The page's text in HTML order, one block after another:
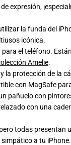
expresión,
la funda del
icónica.
el teléfono.
Amelie.
la protección de la
con MagSafe
pañuelo con
con una
todas presentan
a tu iPhone.